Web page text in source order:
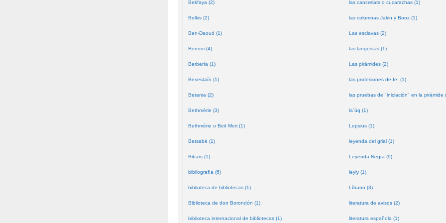
Bekfaya (2)
Belkis (2)
Ben-Daoud (1)
Benoni (4)
Berbería (1)
Besestaín (1)
Betania (2)
Bethmérie (3)
Bethmérie o Beit Meri (1)
Betsabé (1)
Bibars (1)
bibliografía (6)
biblioteca de bibliotecas (1)
Biblioteca de don Borondón (1)
biblioteca internacional de bibliotecas (1)
las cancrelats o cucarachas (1)
las columnas Jakin y Booz (1)
Las esclavas (2)
las langostas (1)
Las pirámides (2)
las profesiones de fe. (1)
las pruebas de "iniciación" en la pirámide
laʿūq (1)
Lepsius (1)
leyenda del grial (1)
Leyenda Negra (9)
leyly (1)
Líbano (3)
literatura de avisos (2)
literatura española (1)